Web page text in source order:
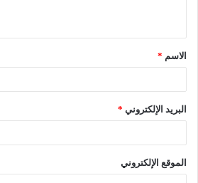
ق
*الاسم *
البريد الإلكتروني *
الموقع الإلكتروني